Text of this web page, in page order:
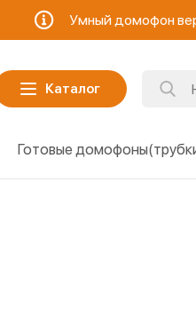
Умный домофон
Каталог
Готовые